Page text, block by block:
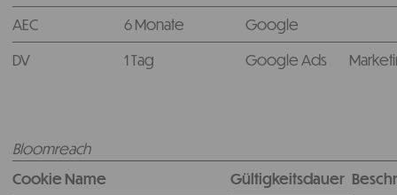
AEC
6 Monate
Google
DV
1 Tag Google Ads
Bloomreach
Cookie Name
Gültigkeitsdauer